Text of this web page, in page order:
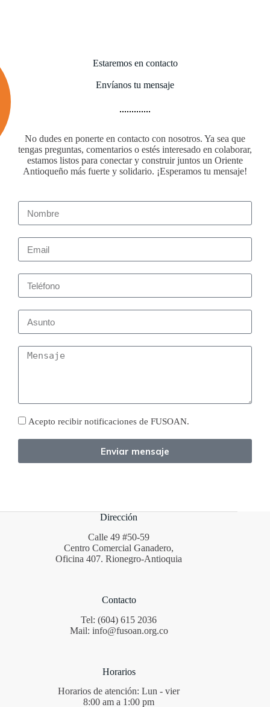
Estaremos en contacto
Envíanos tu mensaje
No dudes en ponerte en contacto con nosotros. Ya sea que
tengas preguntas, comentarios o estés interesado en colaborar,
estamos listos para conectar y construir juntos un Oriente
Antioqueño más fuerte y solidario. ¡Esperamos tu mensaje!
Acepto recibir notificaciones de FUSOAN.
Enviar mensaje
Dirección
Calle 49 #50-59
Centro Comercial Ganadero,
Oficina 407. Rionegro-Antioquia
Contacto
Tel: (604) 615 2036
Mail: info@fusoan.org.co
Horarios
Horarios de atención: Lun - vier
8:00 am a 1:00 pm